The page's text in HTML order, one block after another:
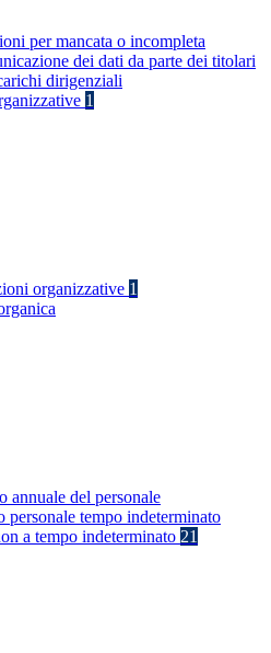
per mancata o incompleta
dei dati da parte dei titolari
dirigenziali
1
organizzative 1
annuale del personale
personale tempo indeterminato
a tempo indeterminato 21